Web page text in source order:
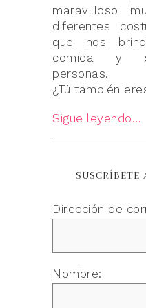
maravilloso
diferentes
que nos
comida y
personas.
¿Tú también
Sigue leyendo...
SUSCRÍBETE
Dirección de
Nombre: